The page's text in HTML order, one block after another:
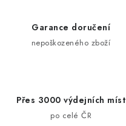
Garance doručení
nepoškozeného zboží
Přes 3000 výdejních míst
po celé ČR